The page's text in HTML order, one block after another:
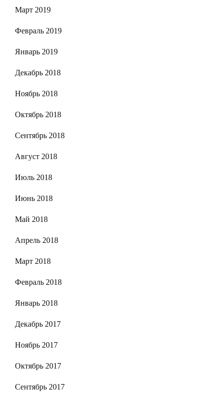
Март 2019
Февраль 2019
Январь 2019
Декабрь 2018
Ноябрь 2018
Октябрь 2018
Сентябрь 2018
Август 2018
Июль 2018
Июнь 2018
Май 2018
Апрель 2018
Март 2018
Февраль 2018
Январь 2018
Декабрь 2017
Ноябрь 2017
Октябрь 2017
Сентябрь 2017